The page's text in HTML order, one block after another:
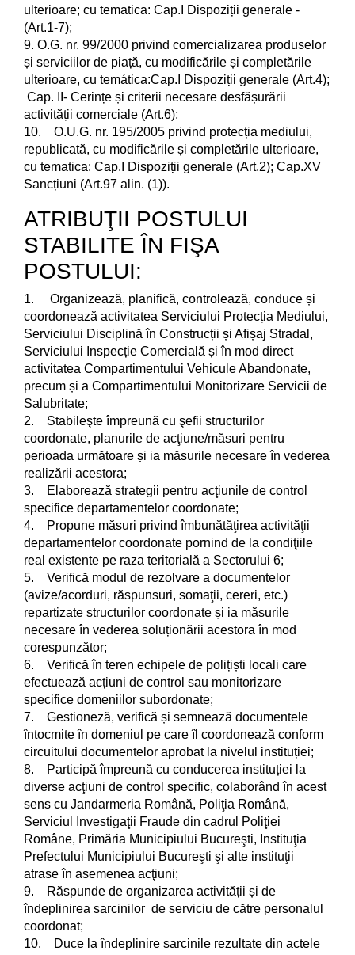
ulterioare; cu tematica: Cap.I Dispoziții generale -
(Art.1-7);
9. O.G. nr. 99/2000 privind comercializarea produselor
și serviciilor de piață, cu modificările și completările
ulterioare, cu temática:Cap.I Dispoziții generale (Art.4);
Cap. II- Cerințe și criterii necesare desfășurării
activității comerciale (Art.6);
10. O.U.G. nr. 195/2005 privind protecția mediului,
republicată, cu modificările și completările ulterioare,
cu tematica: Cap.I Dispoziții generale (Art.2); Cap.XV
Sancțiuni (Art.97 alin. (1)).
ATRIBUŢII POSTULUI
STABILITE ÎN FIŞA
POSTULUI:
1. Organizează, planifică, controlează, conduce și
coordonează activitatea Serviciului Protecția Mediului,
Serviciului Disciplină în Construcții și Afișaj Stradal,
Serviciului Inspecție Comercială și în mod direct
activitatea Compartimentului Vehicule Abandonate,
precum și a Compartimentului Monitorizare Servicii de
Salubritate;
2. Stabileşte împreună cu şefii structurilor
coordonate, planurile de acţiune/măsuri pentru
perioada următoare și ia măsurile necesare în vederea
realizării acestora;
3. Elaborează strategii pentru acţiunile de control
specifice departamentelor coordonate;
4. Propune măsuri privind îmbunătăţirea activităţii
departamentelor coordonate pornind de la condiţiile
real existente pe raza teritorială a Sectorului 6;
5. Verifică modul de rezolvare a documentelor
(avize/acorduri, răspunsuri, somaţii, cereri, etc.)
repartizate structurilor coordonate și ia măsurile
necesare în vederea soluționării acestora în mod
corespunzător;
6. Verifică în teren echipele de polițiști locali care
efectuează acțiuni de control sau monitorizare
specifice domeniilor subordonate;
7. Gestioneză, verifică și semnează documentele
întocmite în domeniul pe care îl coordonează conform
circuitului documentelor aprobat la nivelul instituției;
8. Participă împreună cu conducerea instituției la
diverse acţiuni de control specific, colaborând în acest
sens cu Jandarmeria Română, Poliţia Română,
Serviciul Investigaţii Fraude din cadrul Poliţiei
Române, Primăria Municipiului Bucureşti, Instituţia
Prefectului Municipiului Bucureşti şi alte instituţii
atrase în asemenea acţiuni;
9. Răspunde de organizarea activității și de
îndeplinirea sarcinilor de serviciu de către personalul
coordonat;
10. Duce la îndeplinire sarcinile rezultate din actele